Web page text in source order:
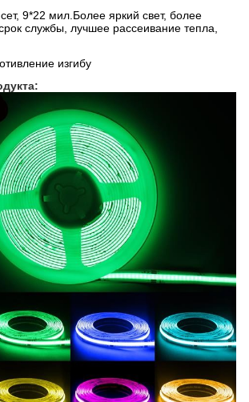
9*22 мил.Более яркий свет, более
службы, лучшее рассеивание тепла,
изгибу